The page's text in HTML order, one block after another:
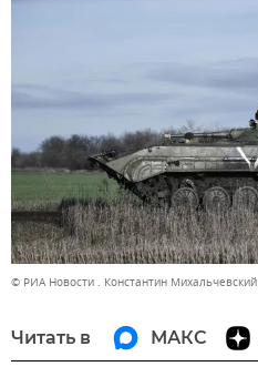
© РИА Новости . Константин Михальчевский
Читать в МАКС